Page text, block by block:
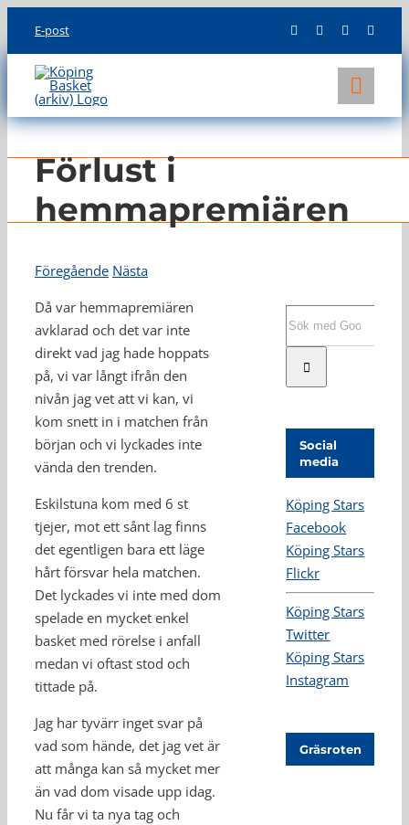
content
E-post
KLUBBEN
LAG
INFO
Förlust i
hemmapremiären
Föregående Nästa
Då var hemmapremiären
avklarad och det var inte
direkt vad jag hade hoppats
på, vi var långt ifrån den
nivån jag vet att vi kan, vi
kom snett in i matchen från
början och vi lyckades inte
vända den trenden.
Eskilstuna kom med 6 st
tjejer, mot ett sånt lag finns
det egentligen bara ett läge
hårt försvar hela matchen.
Det lyckades vi inte med dom
spelade en mycket enkel
basket med rörelse i anfall
medan vi oftast stod och
tittade på.
Jag har tyvärr inget svar på
vad som hände, det jag vet är
att många kan så mycket mer
än vad dom visade upp idag.
Nu får vi ta nya tag och
Social
media
Köping Stars
Facebook
Köping Stars
Flickr
Köping Stars
Twitter
Köping Stars
Instagram
Gräsroten